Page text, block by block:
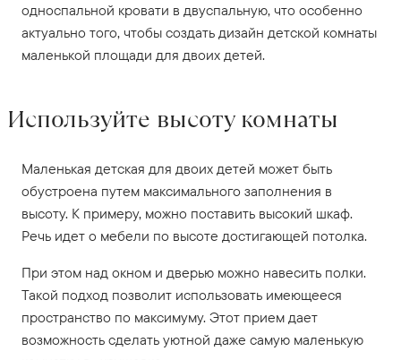
односпальной кровати в двуспальную, что особенно
актуально того, чтобы создать дизайн детской комнаты
маленькой площади для двоих детей.
Используйте высоту комнаты
Маленькая детская для двоих детей может быть
обустроена путем максимального заполнения в
высоту. К примеру, можно поставить высокий шкаф.
Речь идет о мебели по высоте достигающей потолка.
При этом над окном и дверью можно навесить полки.
Такой подход позволит использовать имеющееся
пространство по максимуму. Этот прием дает
возможность сделать уютной даже самую маленькую